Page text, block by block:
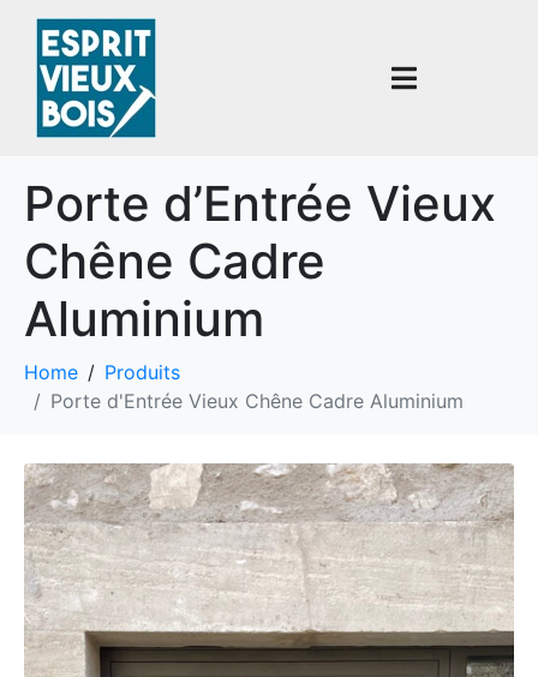
Porte d’Entrée Vieux
Chêne Cadre
Aluminium
Home
Produits
Porte d'Entrée Vieux Chêne Cadre Aluminium